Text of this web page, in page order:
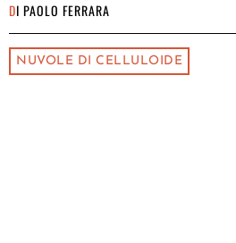
DI PAOLO FERRARA
NUVOLE DI CELLULOIDE